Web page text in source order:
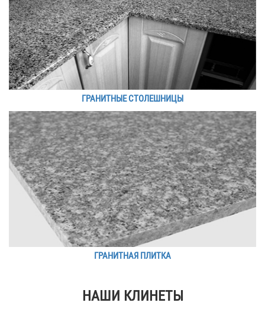
ГРАНИТНЫЕ СТОЛЕШНИЦЫ
ГРАНИТНАЯ ПЛИТКА
НАШИ КЛИНЕТЫ